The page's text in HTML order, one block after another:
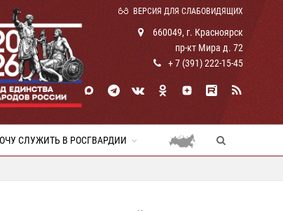
ВЕРСИЯ ДЛЯ СЛАБОВИДЯЩИХ
660049, г. Красноярск
пр-кт Мира д. 72
+ 7 (391) 222-15-45
СЛУЖИТЬ В РОСГВАРДИИ